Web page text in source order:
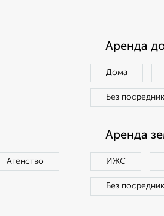
Аренда
Дома
Без
Агенство
Аренда
ИЖС
Без